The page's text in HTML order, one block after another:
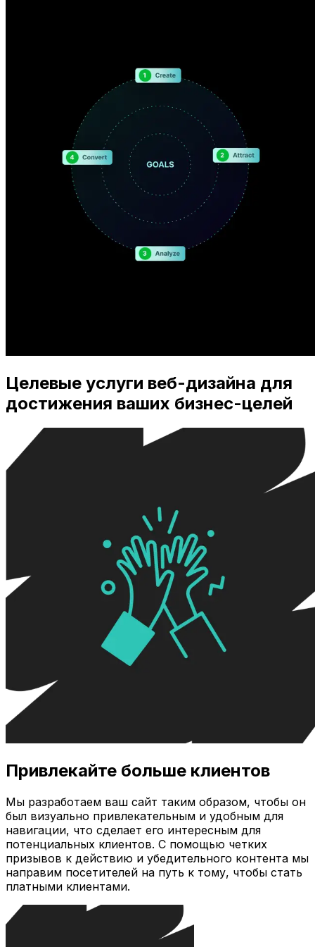
Целевые услуги веб-дизайна для
достижения ваших бизнес-целей
Привлекайте больше клиентов
Мы разработаем ваш сайт таким образом, чтобы он
был визуально привлекательным и удобным для
навигации, что сделает его интересным для
потенциальных клиентов. С помощью четких
призывов к действию и убедительного контента мы
направим посетителей на путь к тому, чтобы стать
платными клиентами.